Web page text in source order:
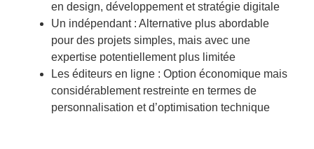
en design, développement et stratégie digitale
Un indépendant : Alternative plus abordable
pour des projets simples, mais avec une
expertise potentiellement plus limitée
Les éditeurs en ligne : Option économique mais
considérablement restreinte en termes de
personnalisation et d’optimisation technique